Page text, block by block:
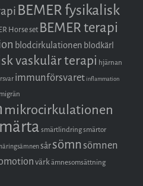
BEMER fysikalisk
Horse set BEMER terapi
blodcirkulationen blodkärl
vaskulär terapi hjärnan
immunförsvaret inflammation
migrän
mikrocirkulationen
smärtlindringsmärtor
sårsömnsömnen
värkämnesomsättning